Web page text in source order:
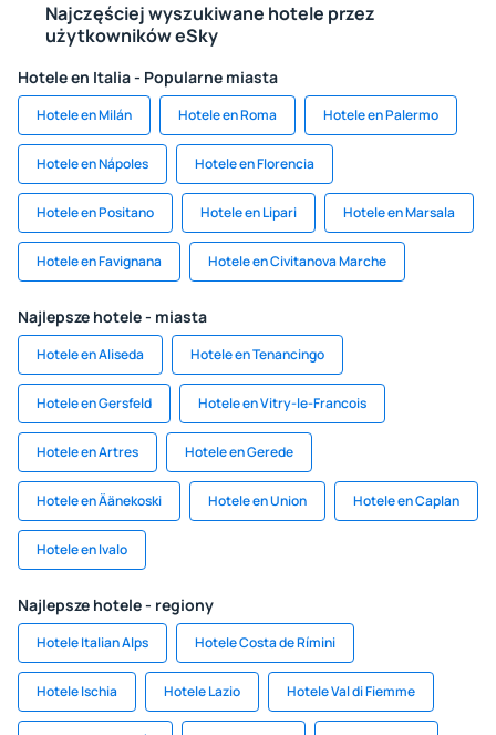
Najczęściej wyszukiwane hotele przez
użytkowników eSky
Hotele en Italia - Popularne miasta
Hotele en Milán Hotele en Roma Hotele en Palermo
Hotele en Nápoles Hotele en Florencia
Hotele en Positano Hotele en Lipari Hotele en Marsala
Hotele en Favignana Hotele en Civitanova Marche
Najlepsze hotele - miasta
Hotele en Aliseda Hotele en Tenancingo
Hotele en Gersfeld Hotele en Vitry-le-Francois
Hotele en Artres Hotele en Gerede
Hotele en Äänekoski Hotele en Union Hotele en Caplan
Hotele en Ivalo
Najlepsze hotele - regiony
Hotele Italian Alps Hotele Costa de Rímini
Hotele Ischia Hotele Lazio Hotele Val di Fiemme